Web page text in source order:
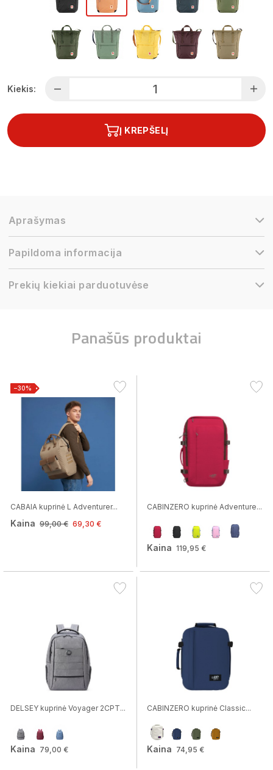
Kiekis:
Į KREPŠELĮ
Aprašymas
Papildoma informacija
Prekių kiekiai parduotuvėse
Panašūs produktai
−30%
CABAIA kuprinė L Adventurer...
Kaina 99,00 € 69,30 €
CABINZERO kuprinė Adventure...
Kaina 119,95 €
DELSEY kuprinė Voyager 2CPT...
Kaina 79,00 €
CABINZERO kuprinė Classic...
Kaina 74,95 €